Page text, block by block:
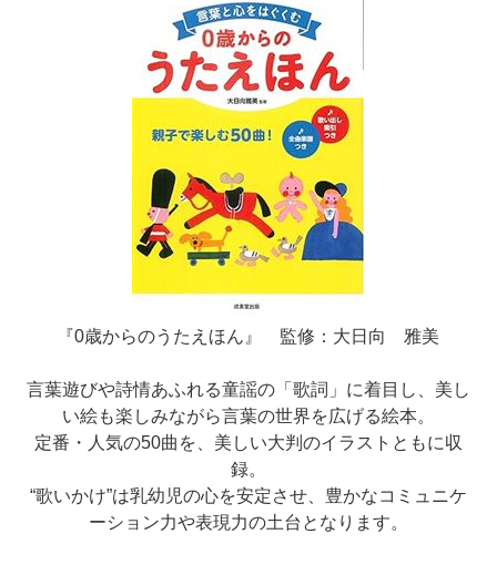
『0歳からのうたえほん』 監修：大日向 雅美
言葉遊びや詩情あふれる童謡の「歌詞」に着目し、美し
い絵も楽しみながら言葉の世界を広げる絵本。
定番・人気の50曲を、美しい大判のイラストともに収
録。
“歌いかけ”は乳幼児の心を安定させ、豊かなコミュニケ
ーション力や表現力の土台となります。